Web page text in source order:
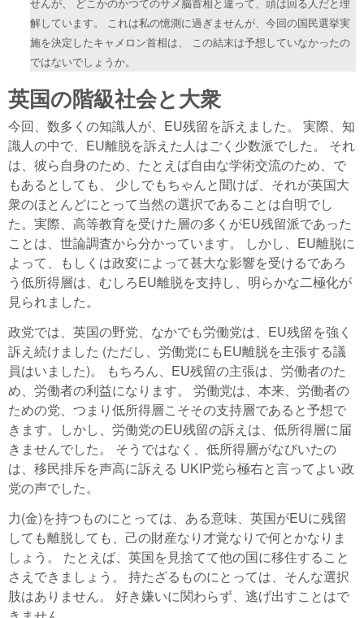
解しています。 これは私の憶測に過ぎませんが、今回の国民選挙実
施を決定したキャメロン首相は、 この結末は予想していなかったの
ではないでしょうか。
英国の階級社会と大衆
今回、数多くの知識人が、EU残留を訴えました。 実際、知
識人の中で、EU離脱を訴えた人はごく少数派でした。 それ
は、彼ら自身のため、たとえば自由な学術交流のため、で
もあるとしても、 少しでもちゃんと聞けば、それが英国大
衆のほとんどにとって当然の選択であることは自明でし
た。実際、高等教育を受けた層の多くがEU残留派であった
ことは、世論調査から分かっています。 しかし、EU離脱に
よって、もしくは政変によって甚大な影響を受けるであろ
う低所得層は、むしろEU離脱を支持し、明らかな二極化が
見られました。
政党では、英国の野党、なかでも労働党は、EU残留を強く
訴え続けました (ただし、労働党にもEU離脱を主張する議
員はいました)。 もちろん、EU残留の主張は、労働者のた
め、労働者の利益になります。 労働党は、本来、労働者の
ための党、つまり低所得層こそその支持層であると予想で
きます。しかし、労働党のEU残留の訴えは、低所得層に届
きませんでした。 そうではなく、低所得層がなびいたの
は、移民排斥を声高に訴える UKIP党ら極右と言ってよい政
党の声でした。
力(金)を持つものにとっては、ある意味、英国がEUに残留
しても離脱しても、己の財産なり才覚なりで何とかなりま
しょう。 たとえば、英国を見捨てて他の国に移住すること
さえできましょう。 持たざるものにとっては、そんな選択
肢はありません。 好き嫌いに関わらず、逃げ出すことはで